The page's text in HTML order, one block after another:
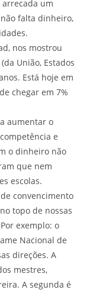
um
falta dinheiro,
nos mostrou
União, Estados
Está hoje em
chegar em 7%
aumentar o
e
o dinheiro não
que nem
escolas.
convencimento
topo de nossas
exemplo: o
Nacional de
direções. A
mestres,
A segunda é